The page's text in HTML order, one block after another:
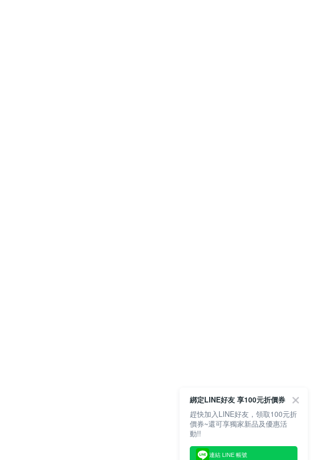
綁定LINE好友 享100元折價券
趕快加入LINE好友，領取100元折
價券~還可享獨家新品及優惠活
動!!
連結 LINE 帳號